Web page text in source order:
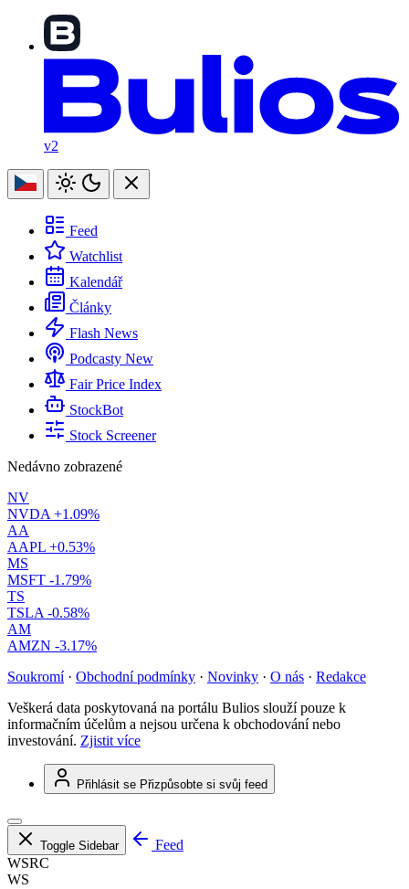
v2
Feed
Watchlist
Kalendář
Články
Flash News
Podcasty New
Fair Price Index
StockBot
Stock Screener
Nedávno zobrazené
NV
NVDA +1.09%
AA
AAPL +0.53%
MS
MSFT -1.79%
TS
TSLA -0.58%
AM
AMZN -3.17%
Soukromí · Obchodní podmínky · Novinky · O nás · Redakce
Veškerá data poskytovaná na portálu Bulios slouží pouze k
informačním účelům a nejsou určena k obchodování nebo
investování. Zjistit více
Přihlásit se Přizpůsobte si svůj feed
Toggle Sidebar
Feed
WSRC
WS